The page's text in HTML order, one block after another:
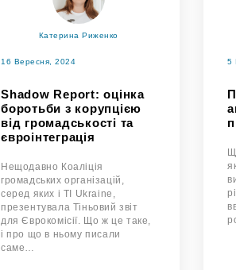
Катерина Риженко
16 Вересня, 2024
Shadow Report: оцінка
боротьби з корупцією
від громадськості та
євроінтеграція
Нещодавно Коаліція
громадських організацій,
серед яких і TI Ukraine,
презентувала Тіньовий звіт
для Єврокомісії. Що ж це таке,
і про що в ньому писали
саме…
5